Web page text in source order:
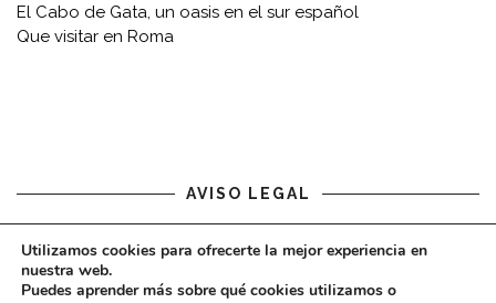
El Cabo de Gata, un oasis en el sur español
Que visitar en Roma
AVISO LEGAL
Aviso legal
Utilizamos cookies para ofrecerte la mejor experiencia en
nuestra web.
Puedes aprender más sobre qué cookies utilizamos o